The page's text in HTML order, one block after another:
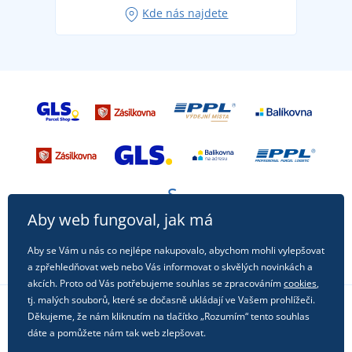
Kde nás najdete
Sledujte nás na sociálních sítích
Aby web fungoval, jak má
Aby se Vám u nás co nejlépe nakupovalo, abychom mohli vylepšovat
a zpřehledňovat web nebo Vás informovat o skvělých novinkách a
akcích. Proto od Vás potřebujeme souhlas se zpracovánímcookies,
tj. malých souborů, které se dočasně ukládají ve Vašem prohlížeči.
Děkujeme, že nám kliknutím na tlačítko „Rozumím“ tento souhlas
dáte a pomůžete nám tak web zlepšovat.